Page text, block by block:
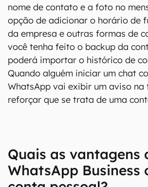
nome de contato e a foto no
opção de adicionar o horário de
da empresa e outras formas de
você tenha feito o backup da
poderá importar o histórico de
Quando alguém iniciar um chat
WhatsApp vai exibir um aviso na
reforçar que se trata de uma
Quais as vantagens
WhatsApp Business